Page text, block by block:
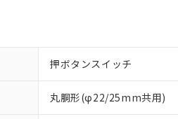
押ボタンスイッチ
丸胴形(φ22/25mm共用)